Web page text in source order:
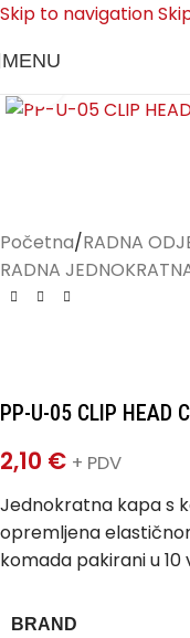
Skip to navigation
MENU
Početna/RADNA
RADNA
PP-U-05 CLIP HEAD
2,10 € + PDV
Jednokratna kapa s
opremljena
komada pakirani u 10
BRAND